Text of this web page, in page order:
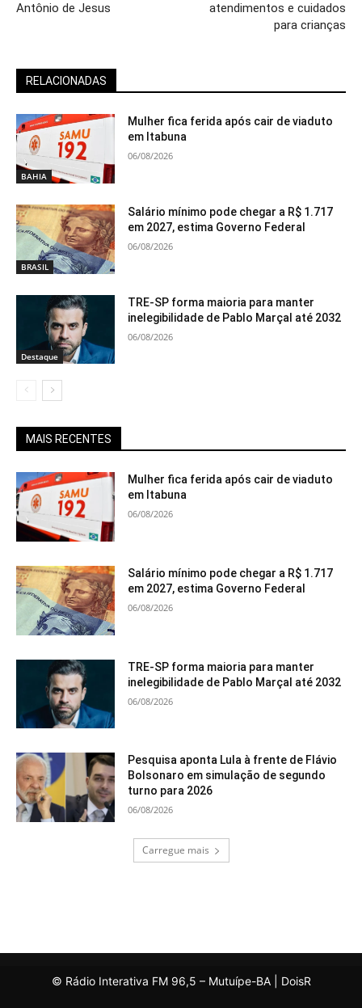
Antônio de Jesus
atendimentos e cuidados
para crianças
RELACIONADAS
BAHIA
Mulher fica ferida após cair de viaduto
em Itabuna
06/08/2026
BRASIL
Salário mínimo pode chegar a R$ 1.717
em 2027, estima Governo Federal
06/08/2026
Destaque
TRE-SP forma maioria para manter
inelegibilidade de Pablo Marçal até 2032
06/08/2026
MAIS RECENTES
Mulher fica ferida após cair de viaduto
em Itabuna
06/08/2026
Salário mínimo pode chegar a R$ 1.717
em 2027, estima Governo Federal
06/08/2026
TRE-SP forma maioria para manter
inelegibilidade de Pablo Marçal até 2032
06/08/2026
Pesquisa aponta Lula à frente de Flávio
Bolsonaro em simulação de segundo
turno para 2026
06/08/2026
Carregue mais
© Rádio Interativa FM 96,5 – Mutuípe-BA | DoisR